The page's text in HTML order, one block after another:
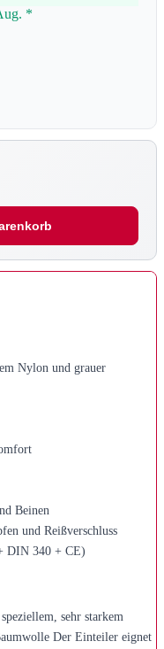
*
Nylon und grauer
Beinen
und Reißverschluss
DIN 340 + CE)
sehr starkem
Der Einteiler eignet